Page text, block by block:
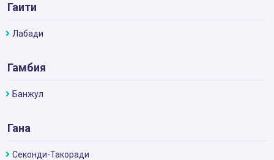
Гаити
Лабади
Гамбия
Банжул
Гана
Секонди-Такоради